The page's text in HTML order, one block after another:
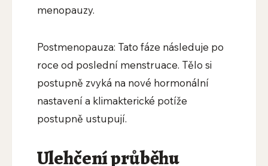
menopauzy.
Postmenopauza: Tato fáze následuje po
roce od poslední menstruace. Tělo si
postupně zvyká na nové hormonální
nastavení a klimakterické potíže
postupně ustupují.
Ulehčení průběhu